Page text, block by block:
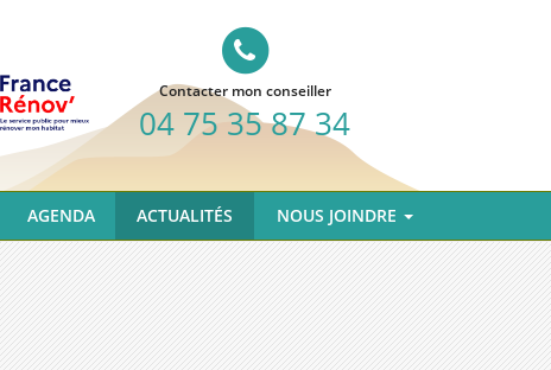
Contacter mon conseiller
04 75 35 87 34
AGENDA ACTUALITÉS NOUS JOINDRE